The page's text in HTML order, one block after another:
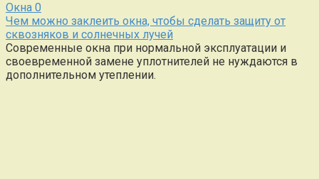
Окна 0
Чем можно заклеить окна, чтобы сделать защиту от
сквозняков и солнечных лучей
Современные окна при нормальной эксплуатации и
своевременной замене уплотнителей не нуждаются в
дополнительном утеплении.